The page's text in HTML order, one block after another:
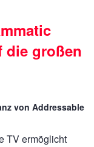
die großen
von Addressable
TV ermöglicht